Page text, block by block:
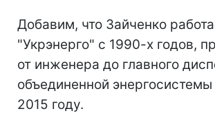
Добавим, что Зайченко
"Укрэнерго" с 1990-х годов,
от инженера до главного
объединенной
2015 году.